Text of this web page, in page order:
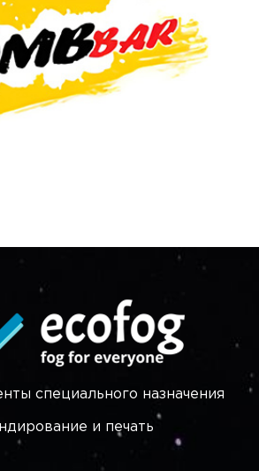
специального назначения
и печать